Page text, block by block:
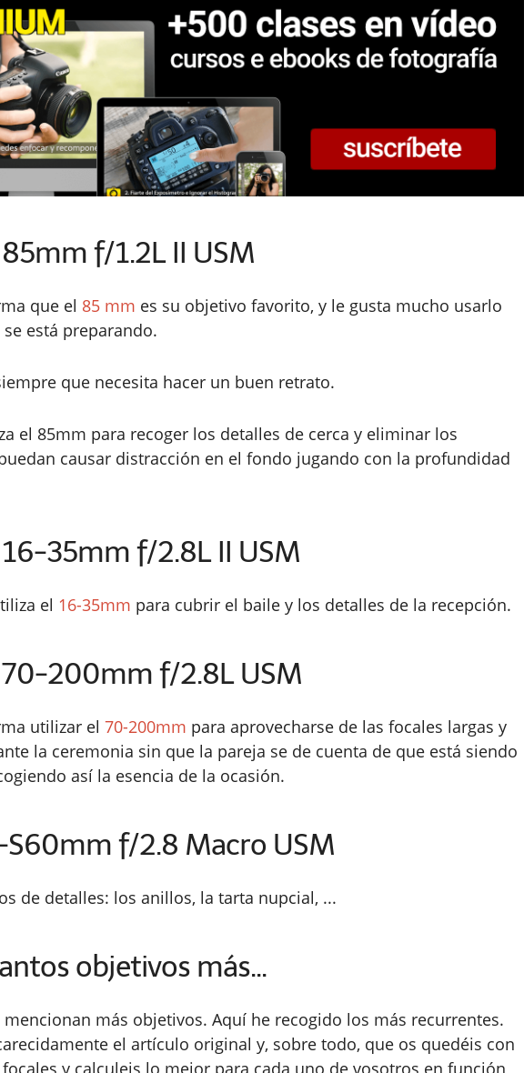
85mm f/1.2L II USM
que el 85 mm es su objetivo favorito, y le gusta mucho usarlo
está preparando.
que necesita hacer un buen retrato.
el 85mm para recoger los detalles de cerca y eliminar los
causar distracción en el fondo jugando con la profundidad
16-35mm f/2.8L II USM
el 16-35mm para cubrir el baile y los detalles de la recepción.
70-200mm f/2.8L USM
utilizar el 70-200mm para aprovecharse de las focales largas y
la ceremonia sin que la pareja se de cuenta de que está siendo
así la esencia de la ocasión.
S60mm f/2.8 Macro USM
de detalles: los anillos, la tarta nupcial, ...
objetivos más...
mencionan más objetivos. Aquí he recogido los más recurrentes.
el artículo original y, sobre todo, que os quedéis con